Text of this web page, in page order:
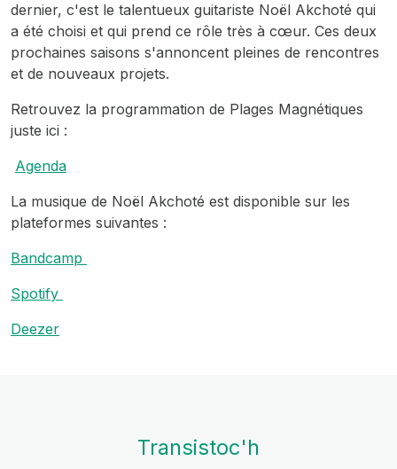
dernier, c'est le talentueux guitariste Noël Akchoté qui
a été choisi et qui prend ce rôle très à cœur. Ces deux
prochaines saisons s'annoncent pleines de rencontres
et de nouveaux projets.
Retrouvez la programmation de Plages Magnétiques
juste ici :
Agenda
La musique de Noël Akchoté est disponible sur les
plateformes suivantes :
Bandcamp
Spotify
Deezer
Transistoc'h